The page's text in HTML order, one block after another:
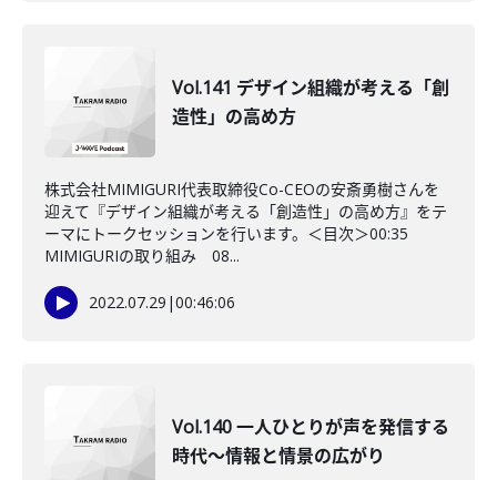
Vol.141 デザイン組織が考える「創
造性」の高め方
株式会社MIMIGURI代表取締役Co-CEOの安斎勇樹さんを
迎えて『デザイン組織が考える「創造性」の高め方』をテ
ーマにトークセッションを行います。＜目次＞00:35
MIMIGURIの取り組み 08...
2022.07.29 |00:46:06
Vol.140 一人ひとりが声を発信する
時代～情報と情景の広がり